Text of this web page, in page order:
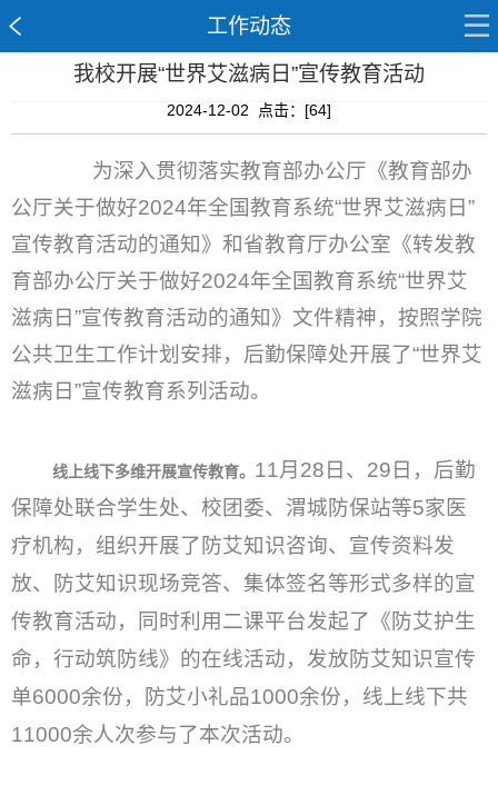
工作动态
我校开展“世界艾滋病日”宣传教育活动
2024-12-02 点击：[64]
为深入贯彻落实教育部办公厅《教育部办
公厅关于做好2024年全国教育系统“世界艾滋病日”
宣传教育活动的通知》和省教育厅办公室《转发教
育部办公厅关于做好2024年全国教育系统“世界艾
滋病日”宣传教育活动的通知》文件精神，按照学院
公共卫生工作计划安排，后勤保障处开展了“世界艾
滋病日”宣传教育系列活动。
线上线下多维开展宣传教育。 11月28日、29日，后勤
保障处联合学生处、校团委、渭城防保站等5家医
疗机构，组织开展了防艾知识咨询、宣传资料发
放、防艾知识现场竞答、集体签名等形式多样的宣
传教育活动，同时利用二课平台发起了《防艾护生
命，行动筑防线》的在线活动，发放防艾知识宣传
单6000余份，防艾小礼品1000余份，线上线下共
11000余人次参与了本次活动。